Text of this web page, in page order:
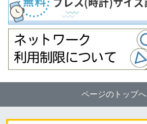
ページのトップへ